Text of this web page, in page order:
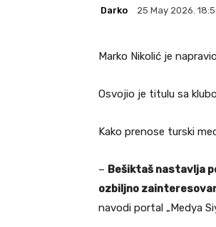
Darko 25 May 2026.
Marko Nikolić je
Osvojio je titulu sa
Kako prenose turski
– Bešiktaš nastavlja
ozbiljno
navodi portal „Medya